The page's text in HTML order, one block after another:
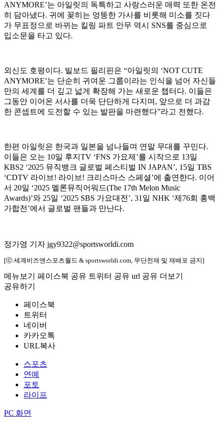
ANYMORE’는 아일릿의 독특하고 사랑스러운 매력 또한 온전
히 담아냈다. 귀에 꽂히는 엉뚱한 가사를 비롯해 미소를 짓다
가 무표정으로 바뀌는 킬링 파트 안무 역시 SNS를 중심으로
입소문을 타고 있다.
외신도 호평이다. 빌보드 필리핀은 “아일릿의 ‘NOT CUTE
ANYMORE’는 단순히 귀여운 그룹이라는 인식을 넘어 자신들
만의 세계를 더 깊고 넓게 확장해 가는 새로운 챕터다. 이들은
그동안 이어온 서사를 더욱 단단하게 다지며, 앞으로 더 과감
한 콘셉트에 도전할 수 있는 발판을 마련했다”라고 전했다.
한편 아일릿은 한국과 일본을 넘나들며 연말 무대를 꾸민다.
이들은 오는 10일 후지TV ‘FNS 가요제’를 시작으로 13일
KBS2 ‘2025 뮤직뱅크 글로벌 페스티벌 IN JAPAN’, 15일 TBS
‘CDTV 라이브! 라이브! 크리스마스 스페셜’에 출연한다. 이어
서 20일 ‘2025 멜론뮤직어워드(The 17th Melon Music
Awards)’와 25일 ‘2025 SBS 가요대전’, 31일 NHK ‘제76회 홍백
가합전’에서 글로벌 팬들과 만난다.
정가영 기자 jgy9322@sportsworldi.com
[ⓒ 세계비즈앤스포츠월드 & sportsworldi.com, 무단전재 및 재배포 금지]
메뉴보기 페이스북 공유 트위터 공유 url 공유 더보기
공유하기
페이스북
트위터
네이버
카카오톡
URL복사
스포츠
연예
포토
라이프
PC 화면